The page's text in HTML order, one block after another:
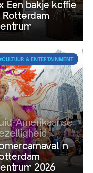
Een bakje koffie
Rotterdam
& ENTERTAINMENT
Amerikaanse
in
2026